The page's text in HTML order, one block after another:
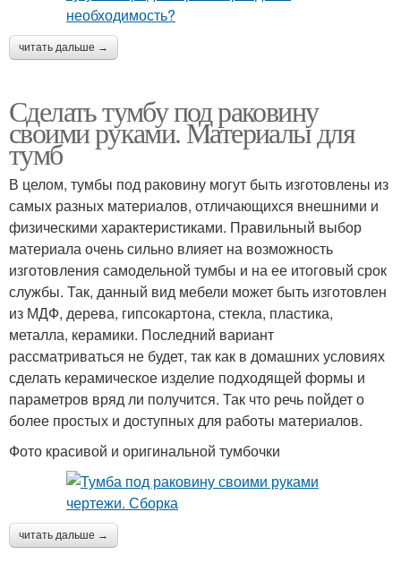
читать дальше →
Сделать тумбу под раковину
своими руками. Материалы для
тумб
В целом, тумбы под раковину могут быть изготовлены из
самых разных материалов, отличающихся внешними и
физическими характеристиками. Правильный выбор
материала очень сильно влияет на возможность
изготовления самодельной тумбы и на ее итоговый срок
службы. Так, данный вид мебели может быть изготовлен
из МДФ, дерева, гипсокартона, стекла, пластика,
металла, керамики. Последний вариант
рассматриваться не будет, так как в домашних условиях
сделать керамическое изделие подходящей формы и
параметров вряд ли получится. Так что речь пойдет о
более простых и доступных для работы материалов.
Фото красивой и оригинальной тумбочки
читать дальше →